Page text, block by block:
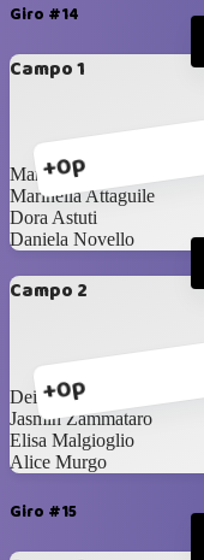
Giro #14
Campo 1
+0p
Maria Palermo
Marinella Attaguile
Dora Astuti
Daniela Novello
Campo 2
+0p
Deianira Scapellato
Jasmin Zammataro
Elisa Malgioglio
Alice Murgo
Giro #15